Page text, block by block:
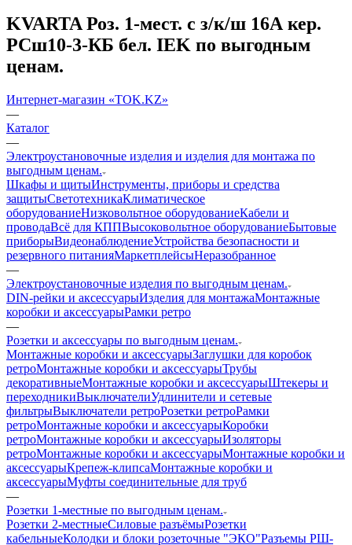
KVARTA Роз. 1-мест. с з/к/ш 16А кер.
РСш10-3-КБ бел. IEK по выгодным
ценам.
Интернет-магазин «TOK.KZ»
—
Каталог
—
Электроустановочные изделия и изделия для монтажа по
выгодным ценам.
Шкафы и щитыИнструменты, приборы и средства
защитыСветотехникаКлиматическое
оборудованиеНизковольтное оборудованиеКабели и
проводаВсё для КППВысоковольтное оборудованиеБытовые
приборыВидеонаблюдениеУстройства безопасности и
резервного питанияМаркетплейсыНеразобранное
—
Электроустановочные изделия по выгодным ценам.
DIN-рейки и аксессуарыИзделия для монтажаМонтажные
коробки и аксессуарыРамки ретро
—
Розетки и аксессуары по выгодным ценам.
Монтажные коробки и аксессуарыЗаглушки для коробок
ретроМонтажные коробки и аксессуарыТрубы
декоративныеМонтажные коробки и аксессуарыШтекеры и
переходникиВыключателиУдлинители и сетевые
фильтрыВыключатели ретроРозетки ретроРамки
ретроМонтажные коробки и аксессуарыКоробки
ретроМонтажные коробки и аксессуарыИзоляторы
ретроМонтажные коробки и аксессуарыМонтажные коробки и
аксессуарыКрепеж-клипсаМонтажные коробки и
аксессуарыМуфты соединительные для труб
—
Розетки 1-местные по выгодным ценам.
Розетки 2-местныеСиловые разъёмыРозетки
кабельныеКолодки и блоки розеточные "ЭКО"Разъемы РШ-